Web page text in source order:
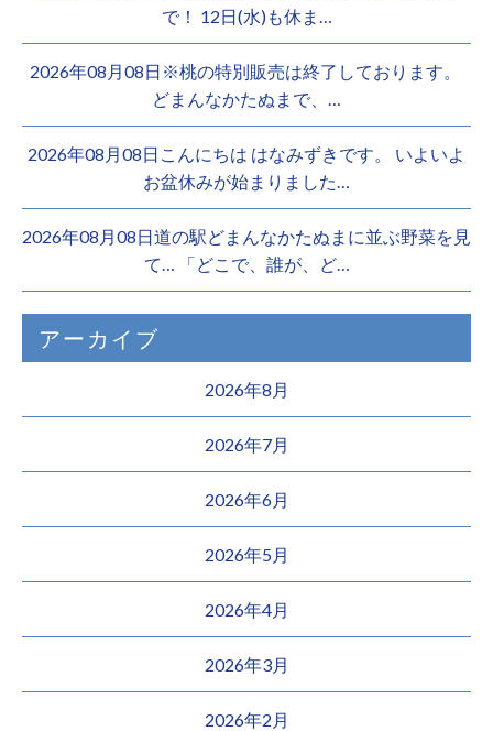
で！ 12日(水)も休ま…
2026年08月08日※桃の特別販売は終了しております。 ️
どまんなかたぬまで、…
2026年08月08日こんにちは はなみずきです。 いよいよ
お盆休みが始まりました…
2026年08月08日道の駅どまんなかたぬまに並ぶ野菜を見
て… 「どこで、誰が、ど…
アーカイブ
2026年8月
2026年7月
2026年6月
2026年5月
2026年4月
2026年3月
2026年2月